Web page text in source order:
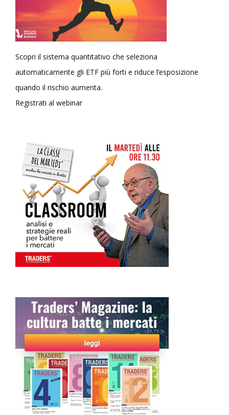
Scopri il sistema quantitativo che seleziona
automaticamente gli ETF più forti e riduce l’esposizione
quando il rischio aumenta.
Registrati al webinar